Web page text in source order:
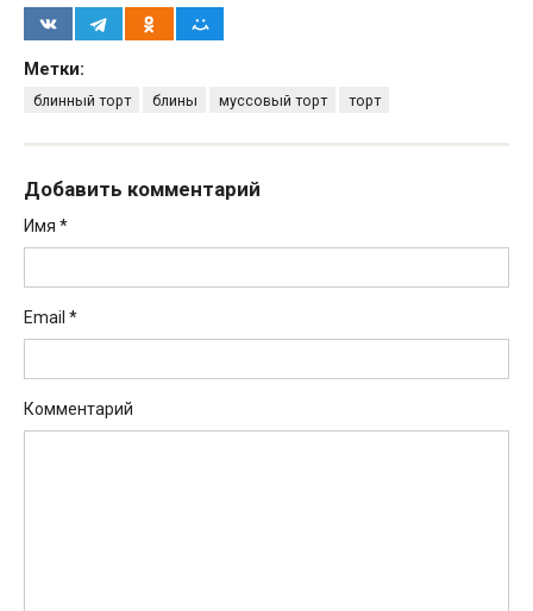
Метки:
блинный торт блины муссовый торт торт
Добавить комментарий
Имя *
Email *
Комментарий